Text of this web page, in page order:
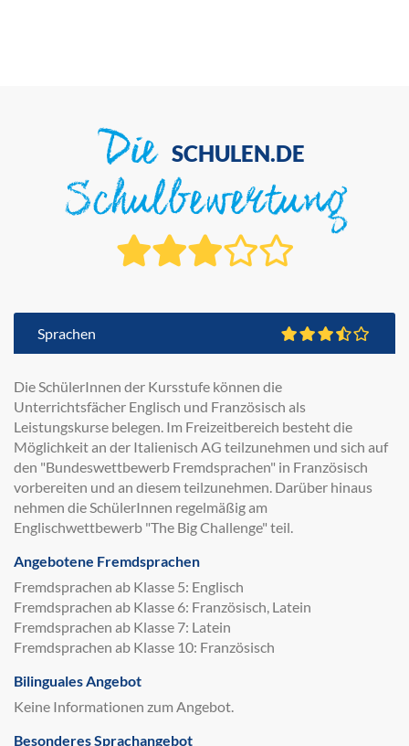
Die SCHULEN.DE
Schulbewertung
Sprachen
Die SchülerInnen der Kursstufe können die
Unterrichtsfächer Englisch und Französisch als
Leistungskurse belegen. Im Freizeitbereich besteht die
Möglichkeit an der Italienisch AG teilzunehmen und sich auf
den "Bundeswettbewerb Fremdsprachen" in Französisch
vorbereiten und an diesem teilzunehmen. Darüber hinaus
nehmen die SchülerInnen regelmäßig am
Englischwettbewerb "The Big Challenge" teil.
Angebotene Fremdsprachen
Fremdsprachen ab Klasse 5: Englisch
Fremdsprachen ab Klasse 6: Französisch, Latein
Fremdsprachen ab Klasse 7: Latein
Fremdsprachen ab Klasse 10: Französisch
Bilinguales Angebot
Keine Informationen zum Angebot.
Besonderes Sprachangebot